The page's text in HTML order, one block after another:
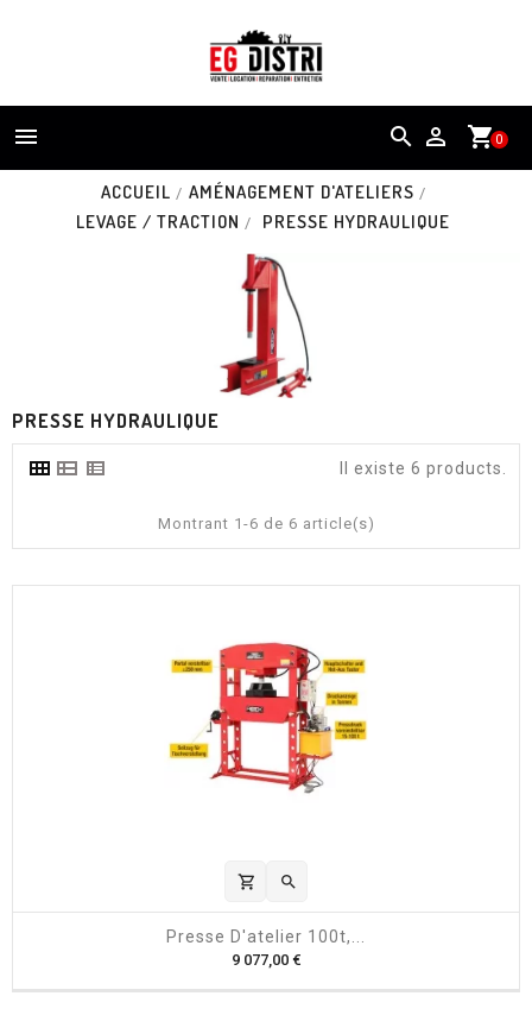
shopping_cart0
 
ACCUEIL
AMÉNAGEMENT D'ATELIERS
LEVAGE / TRACTION
PRESSE HYDRAULIQUE
PRESSE HYDRAULIQUE
Il existe 6 products.
Montrant 1-6 de 6 article(s)
shopping_cart 
Presse D'atelier 100t,...
9 077,00 €P